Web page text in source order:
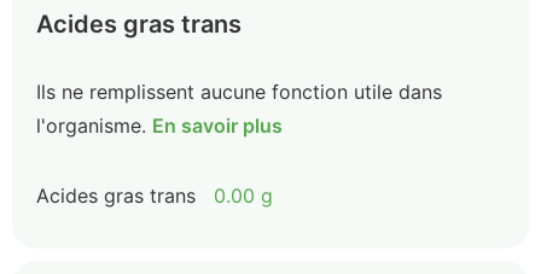
Acides gras trans
Ils ne remplissent aucune fonction utile dans
l'organisme. En savoir plus
Acides gras trans 0.00 g